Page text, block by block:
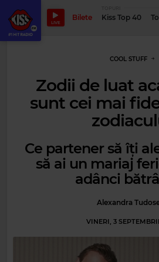
LIVE
Bilete Kiss Top 40
COOL STUFF
Zodii de luat
sunt cei mai
Ce partener să îți
să ai un mariaj
adânci
Alexandra
VINERI, 3